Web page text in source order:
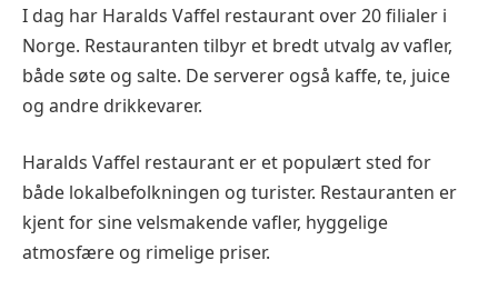
I dag har Haralds Vaffel restaurant over 20 filialer i
Norge. Restauranten tilbyr et bredt utvalg av vafler,
både søte og salte. De serverer også kaffe, te, juice
og andre drikkevarer.
Haralds Vaffel restaurant er et populært sted for
både lokalbefolkningen og turister. Restauranten er
kjent for sine velsmakende vafler, hyggelige
atmosfære og rimelige priser.